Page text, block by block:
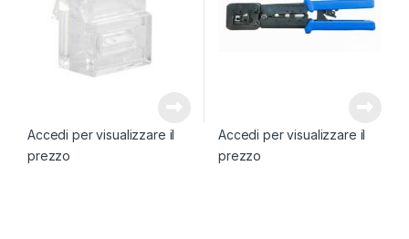
Accedi per visualizzare il
prezzo
Accedi per visualizzare il
prezzo